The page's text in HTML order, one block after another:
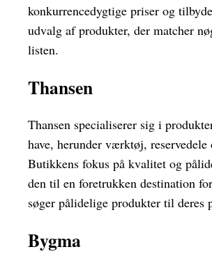
konkurrencedygtige priser og
udvalg af produkter, der matcher
listen.
Thansen
Thansen specialiserer sig i
have, herunder værktøj, reservedele
Butikkens fokus på kvalitet og
den til en foretrukken destination
søger pålidelige produkter til deres
Bygma